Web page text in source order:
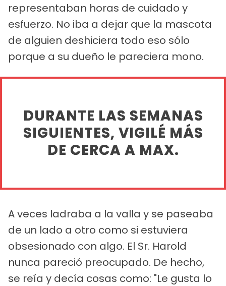
representaban horas de cuidado y
esfuerzo. No iba a dejar que la mascota
de alguien deshiciera todo eso sólo
porque a su dueño le pareciera mono.
DURANTE LAS SEMANAS
SIGUIENTES, VIGILÉ MÁS
DE CERCA A MAX.
A veces ladraba a la valla y se paseaba
de un lado a otro como si estuviera
obsesionado con algo. El Sr. Harold
nunca pareció preocupado. De hecho,
se reía y decía cosas como: "Le gusta lo